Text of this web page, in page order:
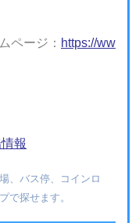
ページ： https://ww
報
、バス停、コインロ
で探せます。